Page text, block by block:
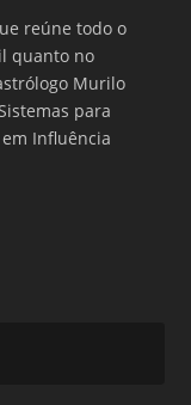
reúne todo o
quanto no
Murilo
para
Influência